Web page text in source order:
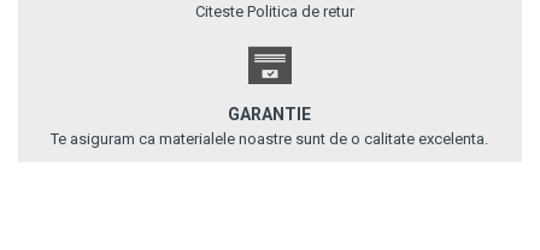
Citeste Politica de retur
GARANTIE
Te asiguram ca materialele noastre sunt de o calitate excelenta.